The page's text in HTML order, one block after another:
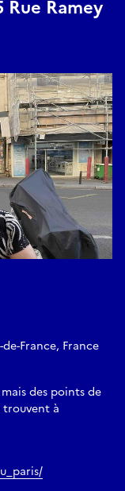
la rue, mais le
côté : cest
bonne musique !
Rue Ramey
de-France, France
des points de
trouvent à